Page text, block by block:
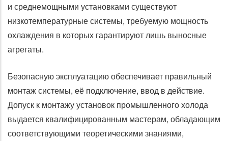
и среднемощными установками существуют
низкотемпературные системы, требуемую мощность
охлаждения в которых гарантируют лишь выносные
агрегаты.
Безопасную эксплуатацию обеспечивает правильный
монтаж системы, её подключение, ввод в действие.
Допуск к монтажу установок промышленного холода
выдается квалифицированным мастерам, обладающим
соответствующими теоретическими знаниями,